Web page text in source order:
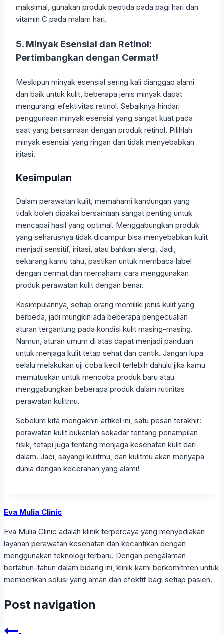
maksimal, gunakan produk peptida pada pagi hari dan
vitamin C pada malam hari.
5. Minyak Esensial dan Retinol:
Pertimbangkan dengan Cermat!
Meskipun minyak esensial sering kali dianggap alami
dan baik untuk kulit, beberapa jenis minyak dapat
mengurangi efektivitas retinol. Sebaiknya hindari
penggunaan minyak esensial yang sangat kuat pada
saat yang bersamaan dengan produk retinol. Pilihlah
minyak esensial yang ringan dan tidak menyebabkan
iritasi.
Kesimpulan
Dalam perawatan kulit, memahami kandungan yang
tidak boleh dipakai bersamaan sangat penting untuk
mencapai hasil yang optimal. Menggabungkan produk
yang seharusnya tidak dicampur bisa menyebabkan kulit
menjadi sensitif, iritasi, atau bahkan alergi. Jadi,
sekarang kamu tahu, pastikan untuk membaca label
dengan cermat dan memahami cara menggunakan
produk perawatan kulit dengan benar.
Kesimpulannya, setiap orang memiliki jenis kulit yang
berbeda, jadi mungkin ada beberapa pengecualian
aturan tergantung pada kondisi kulit masing-masing.
Namun, aturan umum di atas dapat menjadi panduan
untuk menjaga kulit tetap sehat dan cantik. Jangan lupa
selalu melakukan uji coba kecil terlebih dahulu jika kamu
memutuskan untuk mencoba produk baru atau
menggabungkan beberapa produk dalam rutinitas
perawatan kulitmu.
Sebelum kita mengakhiri artikel ini, satu pesan terakhir:
perawatan kulit bukanlah sekadar tentang penampilan
fisik, tetapi juga tentang menjaga kesehatan kulit dari
dalam. Jadi, sayangi kulitmu, dan kulitmu akan menyapa
dunia dengan kecerahan yang alami!
Eva Mulia Clinic
Eva Mulia Clinic adalah klinik terpercaya yang menyediakan
layanan perawatan kesehatan dan kecantikan dengan
menggunakan teknologi terbaru. Dengan pengalaman
bertahun-tahun dalam bidang ini, klinik kami berkomitmen untuk
memberikan solusi yang aman dan efektif bagi setiap pasien.
Post navigation